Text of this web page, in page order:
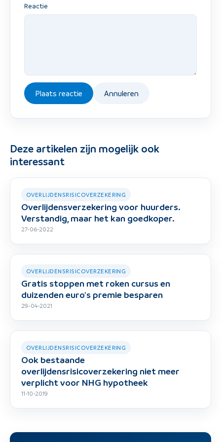
Reactie
Plaats reactie Annuleren
Deze artikelen zijn mogelijk ook
interessant
OVERLIJDENSRISICOVERZEKERING
Overlijdensverzekering voor huurders.
Verstandig, maar het kan goedkoper.
27-06-2022
OVERLIJDENSRISICOVERZEKERING
Gratis stoppen met roken cursus en
duizenden euro's premie besparen
29-04-2021
OVERLIJDENSRISICOVERZEKERING
Ook bestaande
overlijdensrisicoverzekering niet meer
verplicht voor NHG hypotheek
11-10-2019